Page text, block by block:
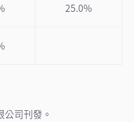
25.0%
司刊發。